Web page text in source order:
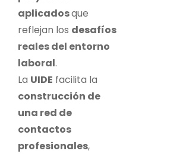
aplicadosque
reflejan los desafíos
reales del entorno
laboral.
La UIDE facilita la
construcción de
una red de
contactos
profesionales,